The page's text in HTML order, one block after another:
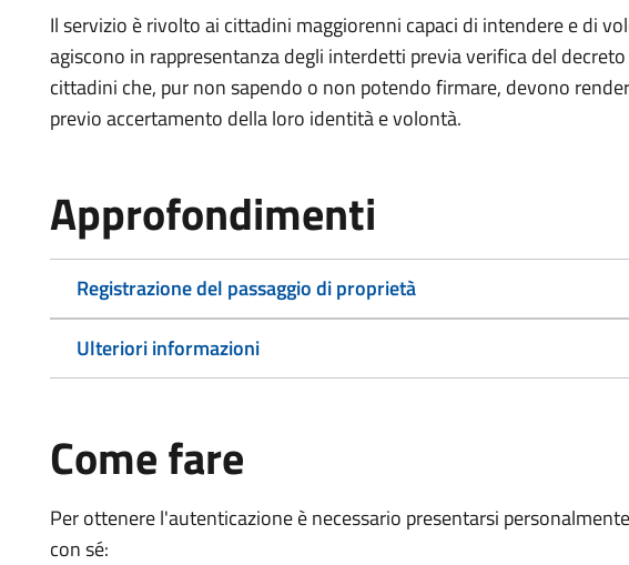
Il servizio è rivolto ai cittadini maggiorenni capaci di intendere e di
agiscono in rappresentanza degli interdetti previa verifica del
cittadini che, pur non sapendo o non potendo firmare, devono
previo accertamento della loro identità e volontà.
Approfondimenti
Registrazione del passaggio di proprietà
Ulteriori informazioni
Come fare
Per ottenere l'autenticazione è necessario presentarsi
con sé: